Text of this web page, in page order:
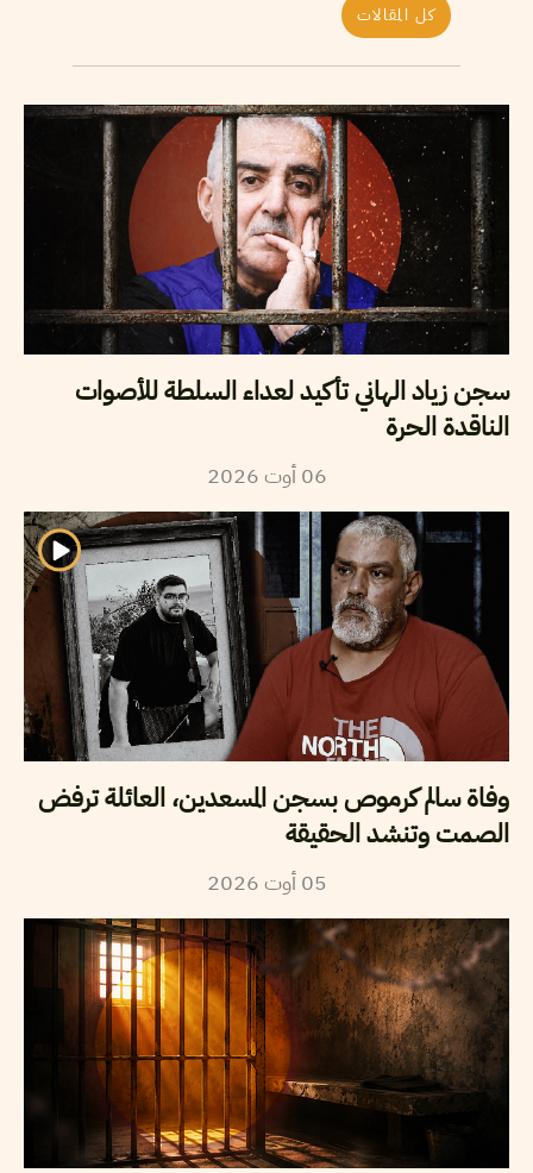
كل المقالات
سجن زياد الهاني تأكيد لعداء السلطة للأصوات
الناقدة الحرة
06 أوت2026
وفاة سالم كرموص بسجن المسعدين، العائلة ترفض
الصمت وتنشد الحقيقة
05 أوت2026